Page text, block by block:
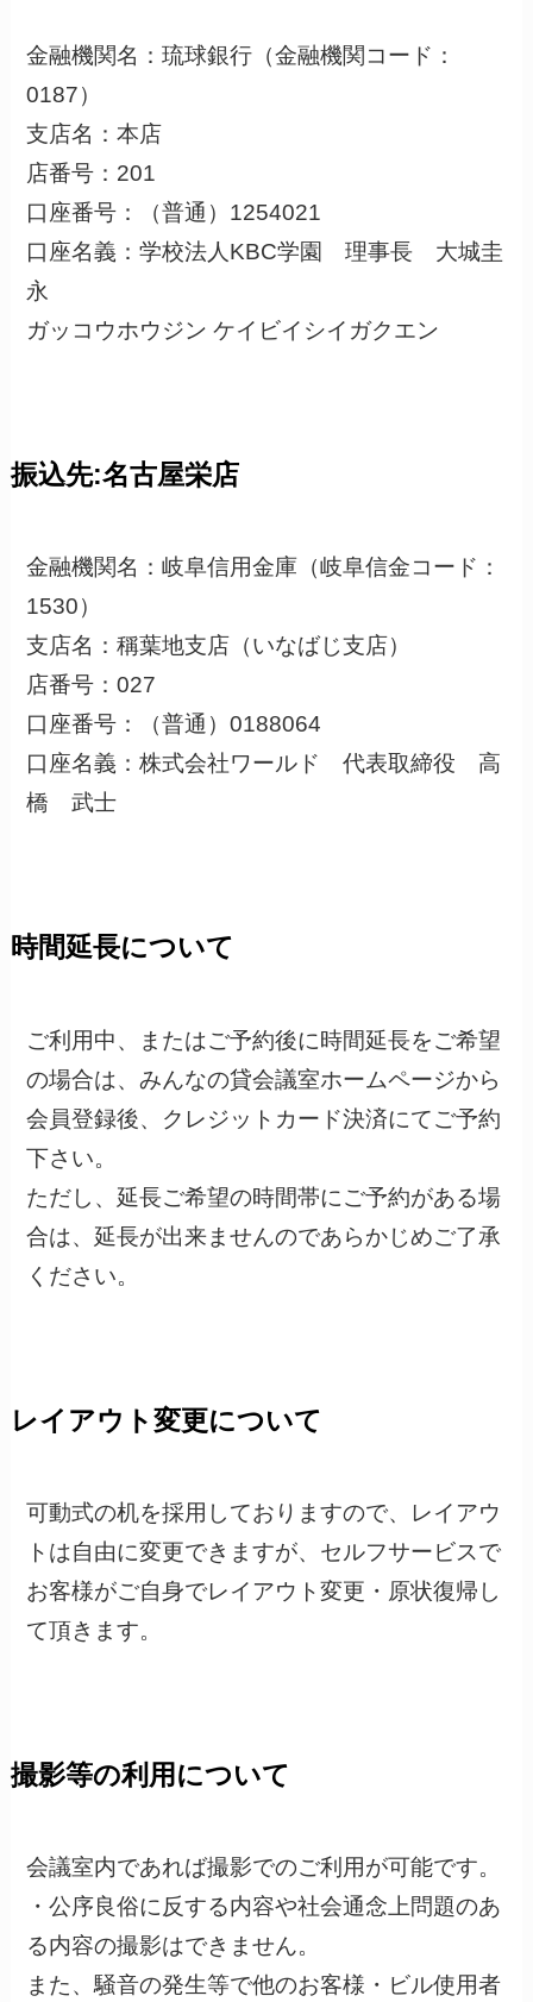
金融機関名：琉球銀行（金融機関コード：
0187）
支店名：本店
店番号：201
口座番号：（普通）1254021
口座名義：学校法人KBC学園 理事長 大城圭
永
ガッコウホウジン ケイビイシイガクエン
振込先:名古屋栄店
金融機関名：岐阜信用金庫（岐阜信金コード：
1530）
支店名：稱葉地支店（いなばじ支店）
店番号：027
口座番号：（普通）0188064
口座名義：株式会社ワールド 代表取締役 高
橋 武士
時間延長について
ご利用中、またはご予約後に時間延長をご希望
の場合は、みんなの貸会議室ホームページから
会員登録後、クレジットカード決済にてご予約
下さい。
ただし、延長ご希望の時間帯にご予約がある場
合は、延長が出来ませんのであらかじめご了承
ください。
レイアウト変更について
可動式の机を採用しておりますので、レイアウ
トは自由に変更できますが、セルフサービスで
お客様がご自身でレイアウト変更・原状復帰し
て頂きます。
撮影等の利用について
会議室内であれば撮影でのご利用が可能です。
・公序良俗に反する内容や社会通念上問題のあ
る内容の撮影はできません。
また、騒音の発生等で他のお客様・ビル使用者